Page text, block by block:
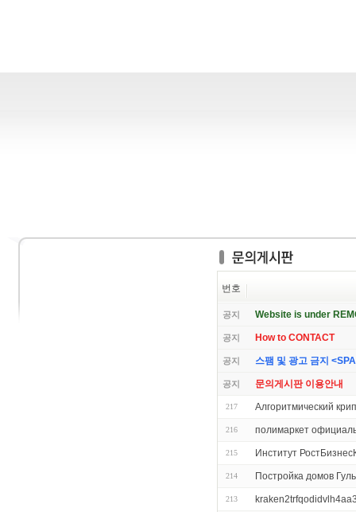
번호
공지 Website is under
공지 How to CONTACT
공지 스팸 및 광고 금지
공지 문의게시판 이용안내
217 Алгоритмический
216 полимаркет
215 Институт
214 Постройка домов
213